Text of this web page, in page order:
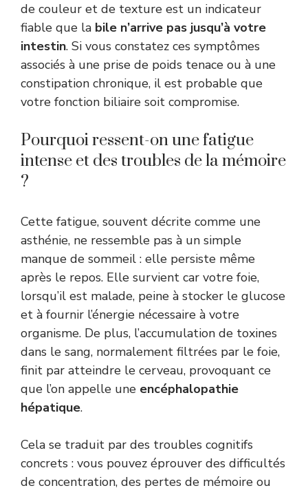
de couleur et de texture est un indicateur
fiable que la bile n’arrive pas jusqu’à votre
intestin. Si vous constatez ces symptômes
associés à une prise de poids tenace ou à une
constipation chronique, il est probable que
votre fonction biliaire soit compromise.
Pourquoi ressent-on une fatigue
intense et des troubles de la mémoire
?
Cette fatigue, souvent décrite comme une
asthénie, ne ressemble pas à un simple
manque de sommeil : elle persiste même
après le repos. Elle survient car votre foie,
lorsqu’il est malade, peine à stocker le glucose
et à fournir l’énergie nécessaire à votre
organisme. De plus, l’accumulation de toxines
dans le sang, normalement filtrées par le foie,
finit par atteindre le cerveau, provoquant ce
que l’on appelle une encéphalopathie
hépatique.
Cela se traduit par des troubles cognitifs
concrets : vous pouvez éprouver des difficultés
de concentration, des pertes de mémoire ou